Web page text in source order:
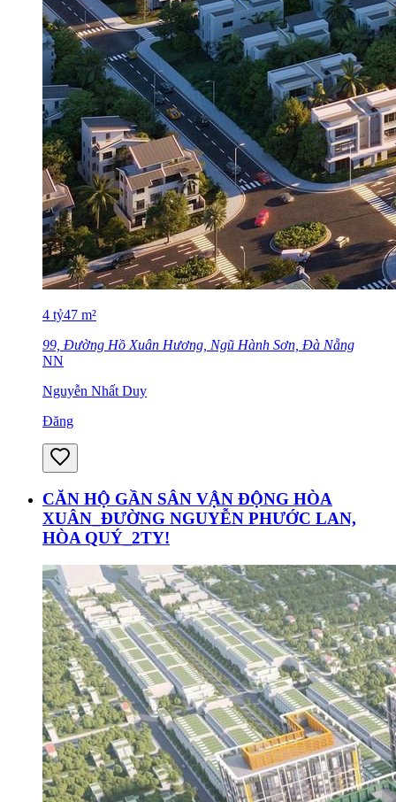
4 tỷ47 m²
99, Đường Hồ Xuân Hương, Ngũ Hành Sơn, Đà Nẵng
NN
Nguyễn Nhất Duy
Đăng
CĂN HỘ GẦN SÂN VẬN ĐỘNG HÒA
XUÂN_ĐƯỜNG NGUYỄN PHƯỚC LAN,
HÒA QUÝ_2TY!